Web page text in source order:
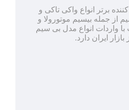
برتر انواع واکی تاکی و
از جمله بیسیم موتورولا و
واردات انواع مدل بی سیم
ایران دارد.